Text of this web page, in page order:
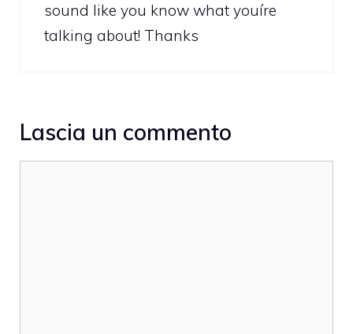
sound like you know what youíre
talking about! Thanks
Lascia un commento